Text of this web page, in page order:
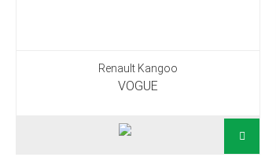
Renault Kangoo
VOGUE